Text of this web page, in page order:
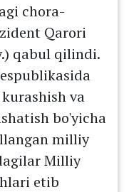
chora-
Qarori
qabul qilindi.
va
bo'yicha
milliy
Milliy
etib